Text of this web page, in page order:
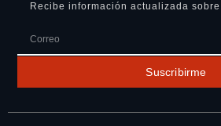
Recibe información actualizada
Suscribirme